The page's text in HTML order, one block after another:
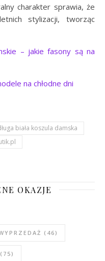
charakter sprawia, że
stylizacji, tworząc
– jakie fasony są na
na chłodne dni
biała koszula damska
OKAZJE
(46)
(75)